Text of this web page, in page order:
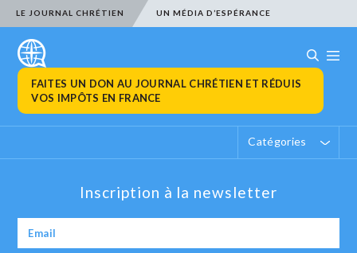
LE JOURNAL CHRÉTIEN UN MÉDIA D’ESPÉRANCE
FAITES UN DON AU JOURNAL CHRÉTIEN ET RÉDUIS
VOS IMPÔTS EN FRANCE
Catégories
Inscription à la newsletter